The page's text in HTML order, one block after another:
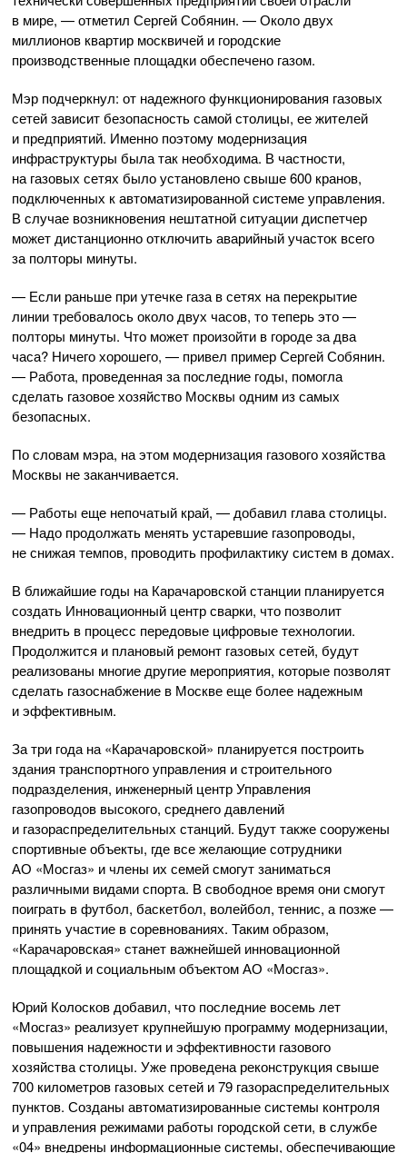
в мире, — отметил Сергей Собянин. — Около двух
миллионов квартир москвичей и городские
производственные площадки обеспечено газом.
Мэр подчеркнул: от надежного функционирования газовых
сетей зависит безопасность самой столицы, ее жителей
и предприятий. Именно поэтому модернизация
инфраструктуры была так необходима. В частности,
на газовых сетях было установлено свыше 600 кранов,
подключенных к автоматизированной системе управления.
В случае возникновения нештатной ситуации диспетчер
может дистанционно отключить аварийный участок всего
за полторы минуты.
— Если раньше при утечке газа в сетях на перекрытие
линии требовалось около двух часов, то теперь это —
полторы минуты. Что может произойти в городе за два
часа? Ничего хорошего, — привел пример Сергей Собянин.
— Работа, проведенная за последние годы, помогла
сделать газовое хозяйство Москвы одним из самых
безопасных.
По словам мэра, на этом модернизация газового хозяйства
Москвы не заканчивается.
— Работы еще непочатый край, — добавил глава столицы.
— Надо продолжать менять устаревшие газопроводы,
не снижая темпов, проводить профилактику систем в домах.
В ближайшие годы на Карачаровской станции планируется
создать Инновационный центр сварки, что позволит
внедрить в процесс передовые цифровые технологии.
Продолжится и плановый ремонт газовых сетей, будут
реализованы многие другие мероприятия, которые позволят
сделать газоснабжение в Москве еще более надежным
и эффективным.
За три года на «Карачаровской» планируется построить
здания транспортного управления и строительного
подразделения, инженерный центр Управления
газопроводов высокого, среднего давлений
и газораспределительных станций. Будут также сооружены
спортивные объекты, где все желающие сотрудники
АО «Мосгаз» и члены их семей смогут заниматься
различными видами спорта. В свободное время они смогут
поиграть в футбол, баскетбол, волейбол, теннис, а позже —
принять участие в соревнованиях. Таким образом,
«Карачаровская» станет важнейшей инновационной
площадкой и социальным объектомАО «Мосгаз».
Юрий Колосков добавил, что последние восемь лет
«Мосгаз» реализует крупнейшую программу модернизации,
повышения надежности и эффективности газового
хозяйства столицы. Уже проведена реконструкция свыше
700 километров газовых сетей и 79 газораспределительных
пунктов. Созданы автоматизированные системы контроля
и управления режимами работы городской сети, в службе
«04» внедрены информационные системы, обеспечивающие